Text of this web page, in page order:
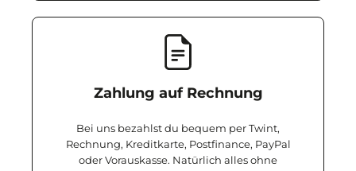
Zahlung auf Rechnung
Bei uns bezahlst du bequem per Twint,
Rechnung, Kreditkarte, Postfinance, PayPal
oder Vorauskasse. Natürlich alles ohne